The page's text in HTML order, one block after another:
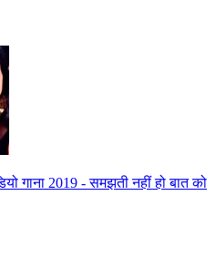
गाना 2019 - समझती नहीं हो बात को